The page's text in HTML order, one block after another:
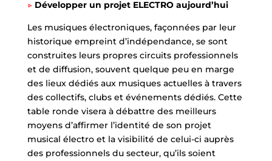
▷ Développer un projet ELECTRO aujourd’hui
Les musiques électroniques, façonnées par leur
historique empreint d’indépendance, se sont
construites leurs propres circuits professionnels
et de diffusion, souvent quelque peu en marge
des lieux dédiés aux musiques actuelles à travers
des collectifs, clubs et événements dédiés. Cette
table ronde visera à débattre des meilleurs
moyens d’affirmer l’identité de son projet
musical électro et la visibilité de celui-ci auprès
des professionnels du secteur, qu’ils soient